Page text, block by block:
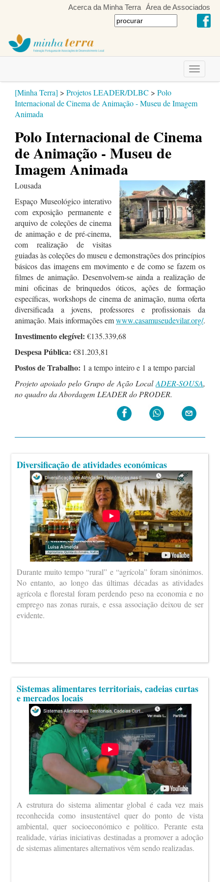
Acerca da Minha Terra Área de Associados
Toggle
[Minha Terra] > Projetos LEADER/DLBC > Polo
Internacional de Cinema de Animação - Museu de Imagem
Animada
Polo Internacional de Cinema
de Animação - Museu de
Imagem Animada
Lousada
Espaço Museológico interativo
com exposição permanente e
arquivo de coleções de cinema
de animação e de pré-cinema,
com realização de visitas
guiadas às coleções do museu e demonstrações dos princípios
básicos das imagens em movimento e de como se fazem os
filmes de animação. Desenvolvem-se ainda a realização de
mini oficinas de brinquedos óticos, ações de formação
específicas, workshops de cinema de animação, numa oferta
diversificada a jovens, professores e profissionais da
animação. Mais informações emwww.casamuseudevilar.org/.
Investimento elegível: €135.339,68
Despesa Pública: €81.203,81
Postos de Trabalho: 1 a tempo inteiro e 1 a tempo parcial
Projeto apoiado pelo Grupo de Ação LocalADER-SOUSA,
no quadro da Abordagem LEADER do PRODER.
Diversificação de atividades económicas
Durante muito tempo “rural” e “agrícola” foram sinónimos.
No entanto, ao longo das últimas décadas as atividades
agrícola e florestal foram perdendo peso na economia e no
emprego nas zonas rurais, e essa associação deixou de ser
evidente.
Sistemas alimentares territoriais, cadeias curtas
e mercados locais
A estrutura do sistema alimentar global é cada vez mais
reconhecida como insustentável quer do ponto de vista
ambiental, quer socioeconómico e político. Perante esta
realidade, várias iniciativas destinadas a promover a adoção
de sistemas alimentares alternativos vêm sendo realizadas.